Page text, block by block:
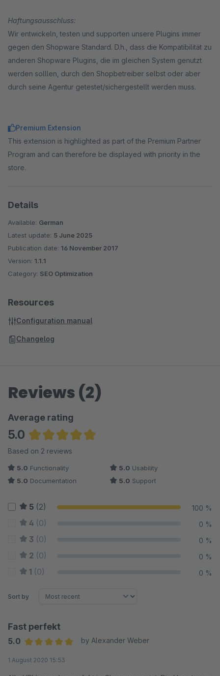
Haftungsausschluss:
Wir entwickeln, testen und supporten unsere Plugins immer
gegen den Shopware Standard. D.h., dass die Kompatibilität zu
anderen Shopware Plugins, die im gleichen System genutzt
werden solllen, durch den Shopbetreiber selbst oder aber
durch seine Agentur getestet/sichergestellt werden muss.
Premium Extension
This extension is highlighted as part of the Premium Partner
Program and can therefore be displayed with priority in the
store.
Details
Available: German
Latest update: 5 June 2025
Publication date: 16 November 2017
Version: 1.1.1
Category: SEO Optimization
Resources
Configuration manual
Changelog
Reviews (2)
Average rating
5.0
Average rating of 5 out of 5 stars
Based on 2 reviews
5.0 Functionality 5.0 Usability
5.0 Documentation 5.0 Support
5 (2) 100 %
4 (0) 0 %
3 (0) 0 %
2 (0) 0 %
1 (0) 0 %
Sort by
Fast perfekt
5.0
by Alexander Weber
1 August 2020 15:53